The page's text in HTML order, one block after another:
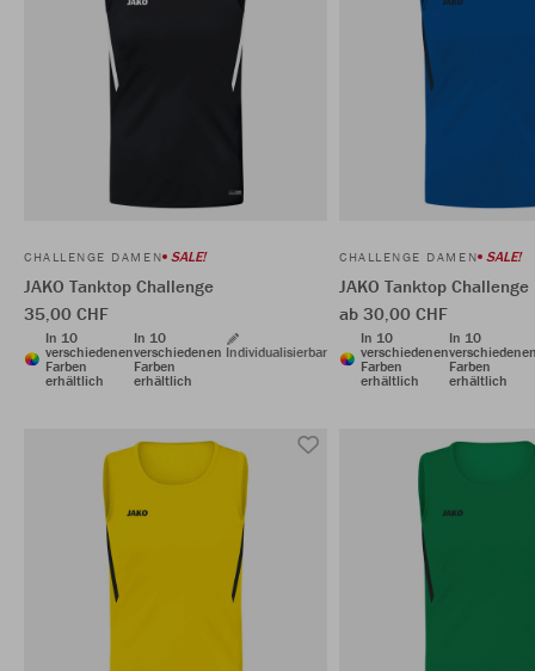
CHALLENGE DAMEN SALE!
JAKO Tanktop Challenge
35,00 CHF
In 10
verschiedenen
Farben
erhältlich
In 10
verschiedenen
Farben
erhältlich
Individualisierbar
CHALLENGE DAMEN SALE!
JAKO Tanktop Challenge
ab 30,00 CHF
In 10
verschiedenen
Farben
erhältlich
In 10
Farben
erhältlich